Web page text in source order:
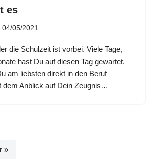
es
04/05/2021
die Schulzeit ist vorbei. Viele Tage,
hast Du auf diesen Tag gewartet.
am liebsten direkt in den Beruf
dem Anblick auf Dein Zeugnis…
»